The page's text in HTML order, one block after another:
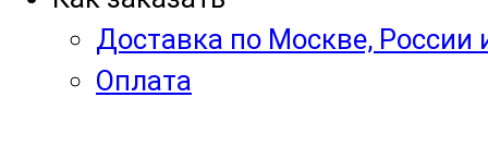
Доставка по Москве, России
Оплата